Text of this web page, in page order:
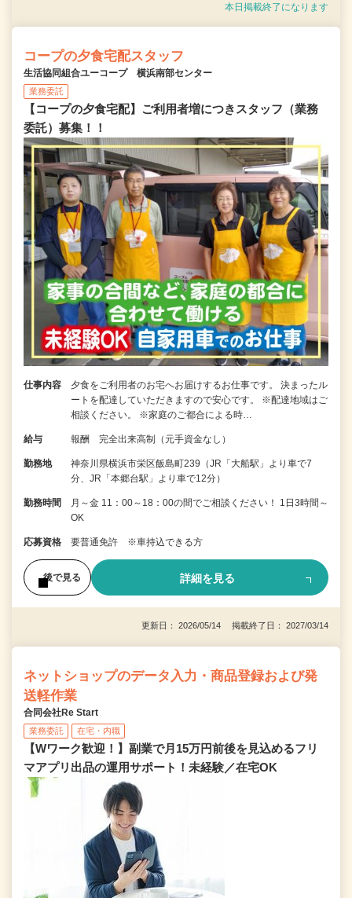
本日掲載終了になります
コープの夕食宅配スタッフ
生活協同組合ユーコープ 横浜南部センター
業務委託
【コープの夕食宅配】ご利用者増につきスタッフ（業務
委託）募集！！
仕事内容
夕食をご利用者のお宅へお届けするお仕事です。 決まったル
ートを配達していただきますので安心です。 ※配達地域はご
相談ください。 ※家庭のご都合による時…
給与 報酬 完全出来高制（元手資金なし）
勤務地
神奈川県横浜市栄区飯島町239（JR「大船駅」より車で7
分、JR「本郷台駅」より車で12分）
勤務時間
月～金 11：00～18：00の間でご相談ください！ 1日3時間～
OK
応募資格 要普通免許 ※車持込できる方
後で見る 詳細を見る
更新日： 2026/05/14 掲載終了日： 2027/03/14
ネットショップのデータ入力・商品登録および発
送軽作業
合同会社Re Start
業務委託 在宅・内職
【Wワーク歓迎！】副業で月15万円前後を見込めるフリ
マアプリ出品の運用サポート！未経験／在宅OK